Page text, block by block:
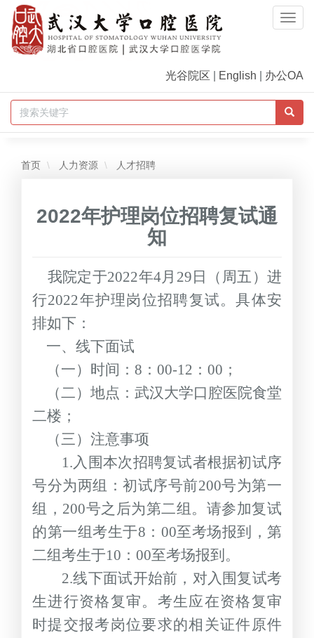
光谷院区 English 办公OA
首页 人力资源 人才招聘
2022年护理岗位招聘复试通
知
我院定于2022年4月 29 日（周五）进
行2022年护理岗位招聘复试。具体安
排如下：
一、线下面试
（一）时间： 8 ： 00-12 ： 00 ；
（二）地点：武汉大学口腔医院食堂
二楼；
（三）注意事项
1. 入围本次招聘复试者根据初试序
号分为两组：初试序号前200号为第一
组， 200号之后为第二组。请参加复试
的第一组考生于8 ： 00至考场报到
，第
二组考生于10 ： 00至考场报到。
2.线下面试开始前，对入围复试考
生进行资格复审。考生应在资格复审
时提交报考岗位要求的相关证件原件